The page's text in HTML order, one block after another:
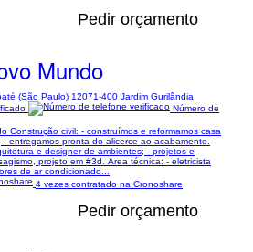
Pedir orçamento
Mundo
(São Paulo) 12071-400 Jardim Gurilândia
Número de
Construção civil: - construímos e reformamos casa
entregamos pronta do alicerce ao acabamento.
e designer de ambientes; - projetos e
projeto em #3d. Área técnica: - eletricista
de ar condicionado...
4 vezes contratado na Cronoshare
Pedir orçamento